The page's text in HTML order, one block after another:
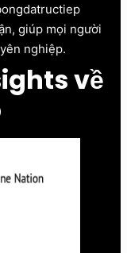
giúp mọi người
nghiệp.
về